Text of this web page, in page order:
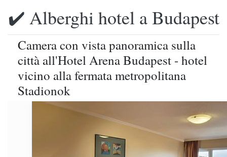
✔️ Alberghi hotel a Budapest
Camera con vista panoramica sulla
città all'Hotel Arena Budapest - hotel
vicino alla fermata metropolitana
Stadionok